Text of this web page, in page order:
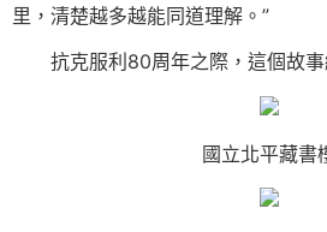
里，清楚越多越能同道理解。”
抗克服利80周年之際，這個故
國立北平藏書